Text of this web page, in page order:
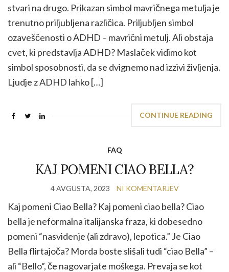
stvari na drugo. Prikazan simbol mavričnega metulja je
trenutno priljubljena različica. Priljubljen simbol
ozaveščenosti o ADHD – mavrični metulj. Ali obstaja
cvet, ki predstavlja ADHD? Maslaček vidimo kot
simbol sposobnosti, da se dvignemo nad izzivi življenja.
Ljudje z ADHD lahko […]
CONTINUE READING
FAQ
KAJ POMENI CIAO BELLA?
4 AVGUSTA, 2023 NI KOMENTARJEV
Kaj pomeni Ciao Bella? Kaj pomeni ciao bella? Ciao
bella je neformalna italijanska fraza, ki dobesedno
pomeni “nasvidenje (ali zdravo), lepotica.” Je Ciao
Bella flirtajoča? Morda boste slišali tudi “ciao Bella” –
ali “Bello”, če nagovarjate moškega. Prevaja se kot